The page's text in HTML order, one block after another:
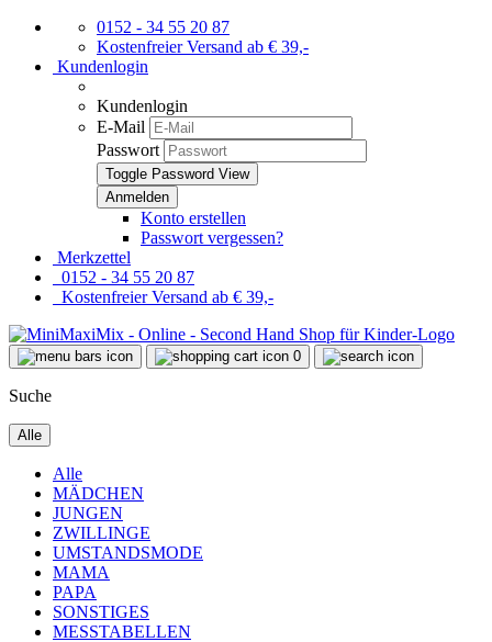
0152 - 34 55 20 87
Kostenfreier Versand ab € 39,-
Kundenlogin
Kundenlogin
E-Mail
Passwort
Toggle Password View
Konto erstellen
Passwort vergessen?
Merkzettel
0152 - 34 55 20 87
Kostenfreier Versand ab € 39,-
0
Suche
Alle
Alle
MÄDCHEN
JUNGEN
ZWILLINGE
UMSTANDSMODE
MAMA
PAPA
SONSTIGES
MESSTABELLEN